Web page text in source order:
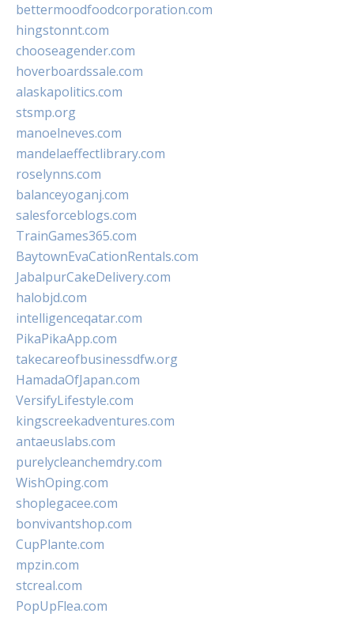
bettermoodfoodcorporation.com
hingstonnt.com
chooseagender.com
hoverboardssale.com
alaskapolitics.com
stsmp.org
manoelneves.com
mandelaeffectlibrary.com
roselynns.com
balanceyoganj.com
salesforceblogs.com
TrainGames365.com
BaytownEvaCationRentals.com
JabalpurCakeDelivery.com
halobjd.com
intelligenceqatar.com
PikaPikaApp.com
takecareofbusinessdfw.org
HamadaOfJapan.com
VersifyLifestyle.com
kingscreekadventures.com
antaeuslabs.com
purelycleanchemdry.com
WishOping.com
shoplegacee.com
bonvivantshop.com
CupPlante.com
mpzin.com
stcreal.com
PopUpFlea.com